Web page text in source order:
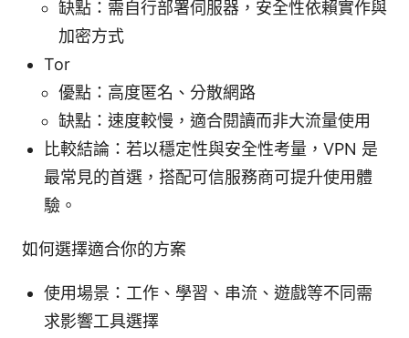
缺點：需自行部署伺服器，安全性依賴實作與
加密方式
Tor
優點：高度匿名、分散網路
缺點：速度較慢，適合閱讀而非大流量使用
比較結論：若以穩定性與安全性考量，VPN 是
最常見的首選，搭配可信服務商可提升使用體
驗。
如何選擇適合你的方案
使用場景：工作、學習、串流、遊戲等不同需
求影響工具選擇